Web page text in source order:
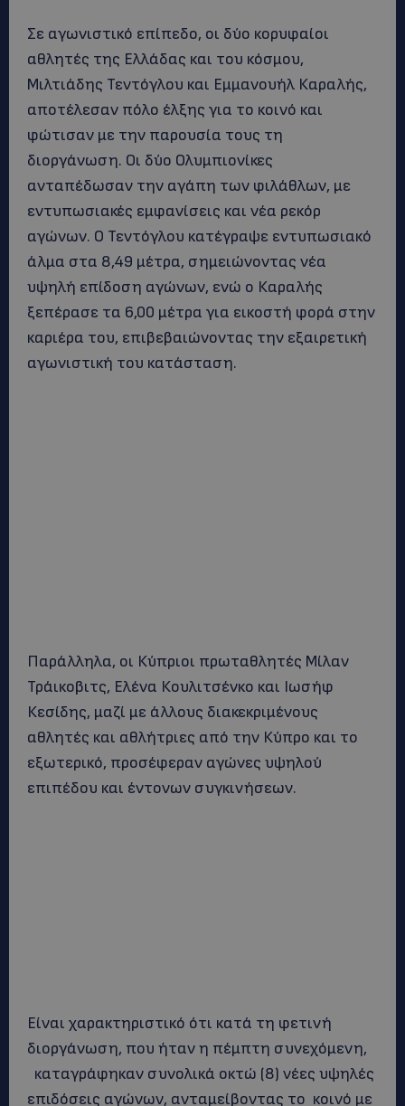
Σε αγωνιστικό επίπεδο, οι δύο κορυφαίοι
αθλητές της Ελλάδας και του κόσμου,
Μιλτιάδης Τεντόγλου και Εμμανουήλ Καραλής,
αποτέλεσαν πόλο έλξης για το κοινό και
φώτισαν με την παρουσία τους τη
διοργάνωση. Οι δύο Ολυμπιονίκες
ανταπέδωσαν την αγάπη των φιλάθλων, με
εντυπωσιακές εμφανίσεις και νέα ρεκόρ
αγώνων. Ο Τεντόγλου κατέγραψε εντυπωσιακό
άλμα στα 8,49 μέτρα, σημειώνοντας νέα
υψηλή επίδοση αγώνων, ενώ ο Καραλής
ξεπέρασε τα 6,00 μέτρα για εικοστή φορά στην
καριέρα του, επιβεβαιώνοντας την εξαιρετική
αγωνιστική του κατάσταση.
Παράλληλα, οι Κύπριοι πρωταθλητές Μίλαν
Τράικοβιτς, Ελένα Κουλιτσένκο και Ιωσήφ
Κεσίδης, μαζί με άλλους διακεκριμένους
αθλητές και αθλήτριες από την Κύπρο και το
εξωτερικό, προσέφεραν αγώνες υψηλού
επιπέδου και έντονων συγκινήσεων.
Είναι χαρακτηριστικό ότι κατά τη φετινή
διοργάνωση, που ήταν η πέμπτη συνεχόμενη,
καταγράφηκαν συνολικά οκτώ (8) νέες υψηλές
επιδόσεις αγώνων, ανταμείβοντας το κοινό με